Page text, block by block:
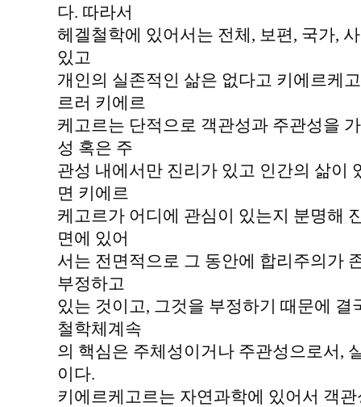
다. 따라서
헤겔철학에 있어서는 전체, 보편, 국가,
있고
개인의 실존적인 삶은 없다고 키에르케
르러 키에르
케고르는 단적으로 객관성과 주관성을
성 혹은 주
관성 내에서만 진리가 있고 인간의 삶이
면 키에르
케고르가 어디에 관심이 있는지 분명해
면에 있어
서는 전면적으로 그 동안에 합리주의가
부정하고
있는 것이고, 그것을 부정하기 때문에
철학체계속
의 핵심은 주체성이거나 주관성으로서,
이다.
키에르케고르는 자연과학에 있어서 객